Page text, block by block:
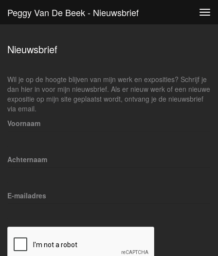
Peggy Van De Beek - Nieuwsbrief
Nieuwsbrief
Wil je op de hoogte blijven van mijn werk en exposities? Schrijf je
dan hier in voor mijn nieuwsbrief. Als er nieuw werk of een nieuwe
expositie op mijn site geplaatst wordt, ontvang je de nieuwsbrief
via email.
Voornaam
Achternaam
E-mailadres